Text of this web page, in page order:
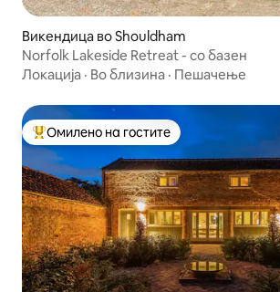
Викендица во Shouldham
Norfolk Lakeside Retreat - со базен
Локација · Во близина · Пешачење
Меѓу најуспешните „Омилени на гостите“
Омилено на гостите